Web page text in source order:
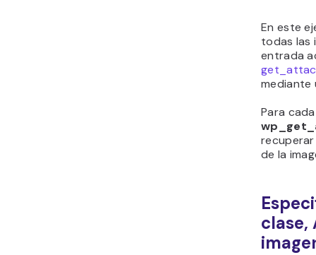
En este
todas las
entrada
mediante
Para
de la
clase,